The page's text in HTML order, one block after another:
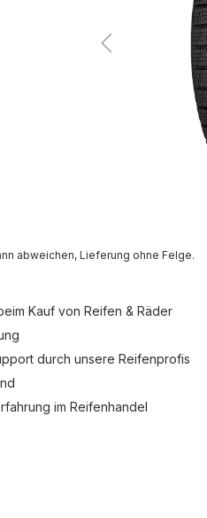
abweichen, Lieferung ohne Felge.
Kauf von Reifen & Räder
durch unsere Reifenprofis
im Reifenhandel